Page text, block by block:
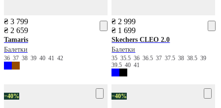
₴ 3 799
₴ 2 659
Tamaris
Балетки
36 37 38 39 40 41 42
₴ 2 999
₴ 1 699
Skechers CLEO 2.0
Балетки
3535.53636.53737.53838.539
39.54041
−40% −40%